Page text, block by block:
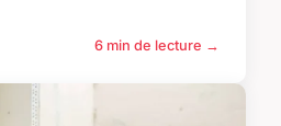
6 min de lecture →